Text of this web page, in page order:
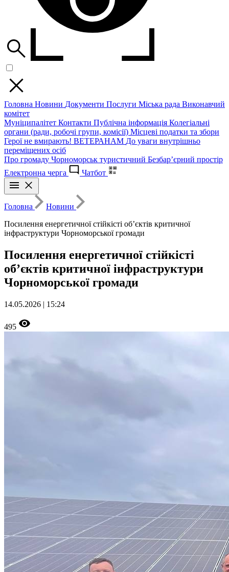
Головна Новини Документи Послуги Міська рада Виконавчий
комітет
Муніципалітет Контакти Публічна інформація Колегіальні
органи (ради, робочі групи, комісії) Місцеві податки та збори
Герої не вмирають! ВЕТЕРАНАМ До уваги внутрішньо
переміщених осіб
Про громаду Чорноморськ туристичний Безбар’єрний простір
Електронна черга
Чатбот
Головна
Новини
Посилення енергетичної стійкісті об’єктів критичної
інфраструктури Чорноморської громади
Посилення енергетичної стійкісті
об’єктів критичної інфраструктури
Чорноморської громади
14.05.2026 | 15:24
495